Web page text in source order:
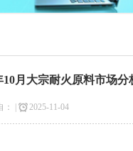
10月大宗耐火原料市场分
： | 2025-11-04